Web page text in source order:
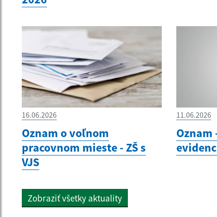
16.06.2026
Oznam o voľnom
pracovnom mieste - ZŠ s
VJS
11.06.2026
Zobraziť všetky aktuality